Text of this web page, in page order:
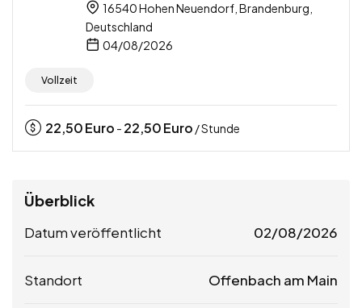
16540 Hohen Neuendorf, Brandenburg,
Deutschland
04/08/2026
Vollzeit
22,50Euro - 22,50Euro / Stunde
Überblick
Datum veröffentlicht 02/08/2026
Standort Offenbach am Main